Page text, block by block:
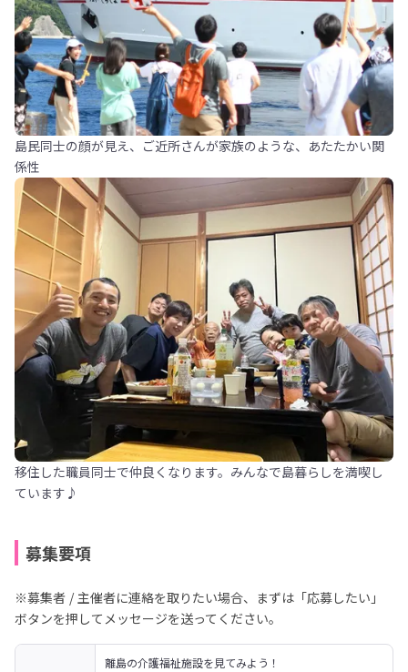
島民同士の顔が見え、ご近所さんが家族のような、あたたかい関
係性
移住した職員同士で仲良くなります。みんなで島暮らしを満喫し
ています♪
募集要項
※募集者 / 主催者に連絡を取りたい場合、まずは「応募したい」
ボタンを押してメッセージを送ってください。
離島の介護福祉施設を見てみよう！